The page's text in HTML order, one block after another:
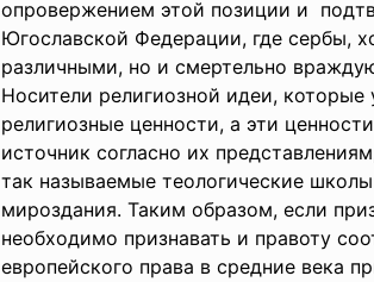
опровержением этой позиции и
Югославской Федерации, где сербы,
различными, но и смертельно
Носители религиозной идеи,
религиозные ценности, а эти
источник согласно их
так называемые теологические
мироздания. Таким образом, если
необходимо признавать и правоту
европейского права в средние века